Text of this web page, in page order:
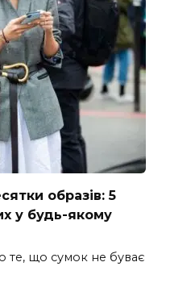
образів: 5
у будь-якому
те, що сумок не буває